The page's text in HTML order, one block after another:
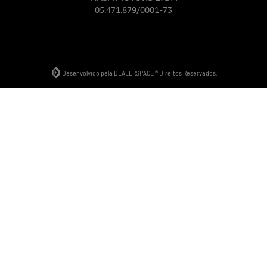
05.471.879/0001-73
Desenvolvido pela DEALERSPACE ® Direitos Reservados.